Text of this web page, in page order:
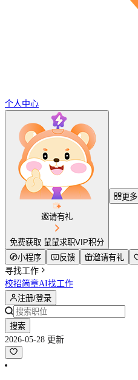
个人中心
邀请有礼
免费获取 鼠鼠求职VIP积分
更多
小程序 反馈 邀请有礼
寻找工作
校招简章AI找工作
注册/登录
搜索
2026-05-28 更新